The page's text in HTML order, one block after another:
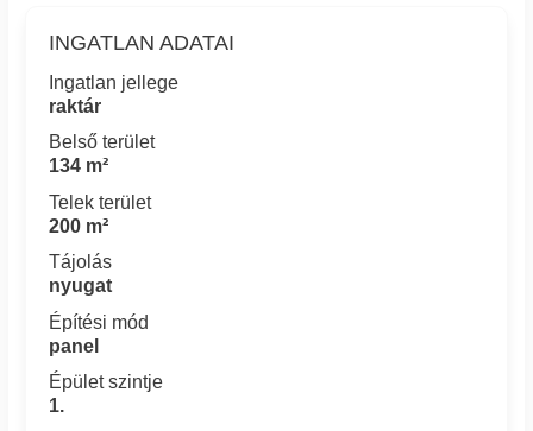
INGATLAN ADATAI
Ingatlan jellege
raktár
Belső terület
134 m²
Telek terület
200 m²
Tájolás
nyugat
Építési mód
panel
Épület szintje
1.